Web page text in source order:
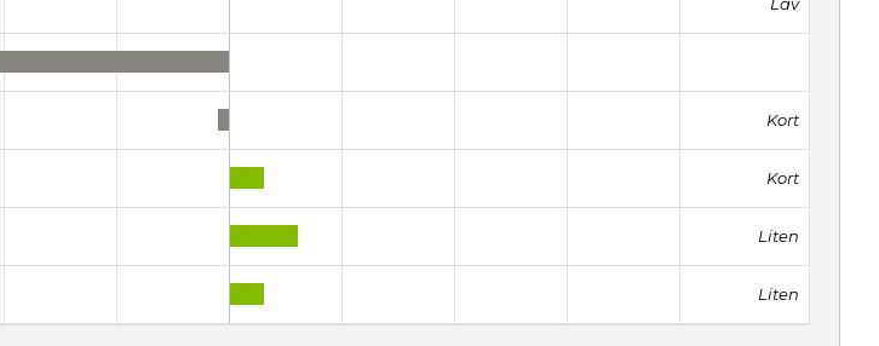
Kort
Kort
Liten
Liten